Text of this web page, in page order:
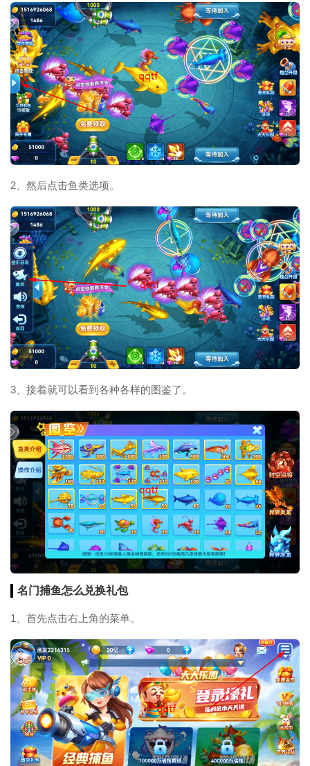
2、然后点击鱼类选项。
3、接着就可以看到各种各样的图鉴了。
名门捕鱼怎么兑换礼包
1、首先点击右上角的菜单。